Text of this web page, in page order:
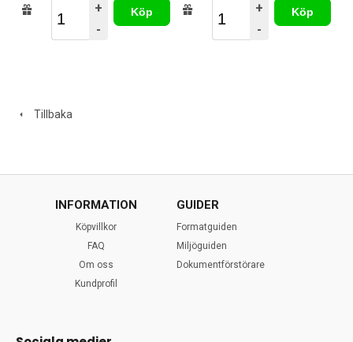
+
-
Köp
+
-
Köp
Tillbaka
INFORMATION
Köpvillkor
FAQ
Om oss
Kundprofil
GUIDER
Formatguiden
Miljöguiden
Dokumentförstörare